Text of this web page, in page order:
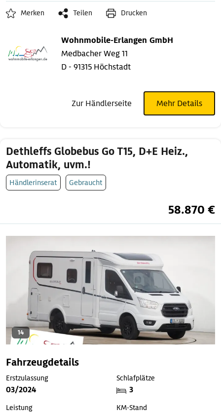
Merken Teilen Drucken
Wohnmobile-Erlangen GmbH
Medbacher Weg 11
D - 91315 Höchstadt
Zur Händlerseite Mehr Details
Dethleffs Globebus Go T15, D+E Heiz.,
Automatik, uvm.!
Händlerinserat Gebraucht
58.870 €
14
Fahrzeugdetails
Erstzulassung
03/2024
Schlafplätze
3
Leistung KM-Stand